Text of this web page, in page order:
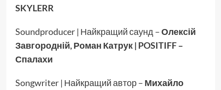
SKYLERR
Soundproducer | Найкращий саунд –Олексій
Завгородній, Роман Катрук | POSITIFF –
Спалахи
Songwriter | Найкращий автор – Михайло